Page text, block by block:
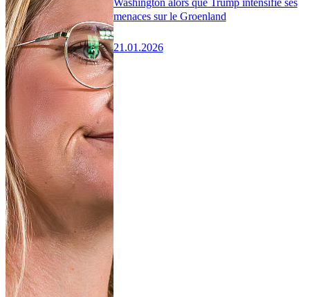
menaces sur le Groenland
21.01.2026